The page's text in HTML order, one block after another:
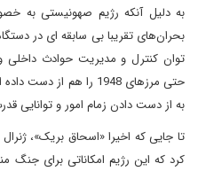
به دلیل آنکه رژیم صهونیستی به
بحران‌های تقریبا بی سابقه ای در
حتی مرزهای 1948 را هم
به از دست دادن زمام امور و توانایی
تا جایی که اخیرا «اسحاق بریک»،
کرد که این رژیم امکاناتی برای